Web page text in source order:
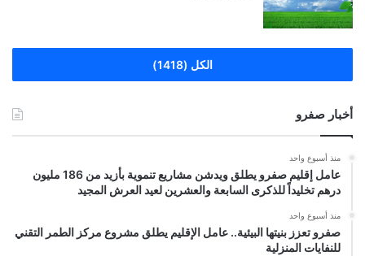
الكل (1418)
أخبار صفرو
منذ أسبوع واحد
عامل إقليم صفرو يطلق ويدشن مشاريع تنموية بأزيد من 186 مليون
درهم تخليداً للذكرى السابعة والعشرين لعيد العرش المجيد
منذ أسبوع واحد
صفرو تعزز بنيتها البيئية.. عامل الإقليم يطلق مشروع مركز الطمر التقني
للنفايات المنزلية